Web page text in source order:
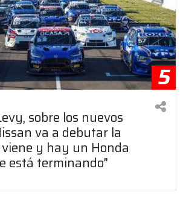
5
sobre los nuevos
va a debutar la
y hay un Honda
está terminando"